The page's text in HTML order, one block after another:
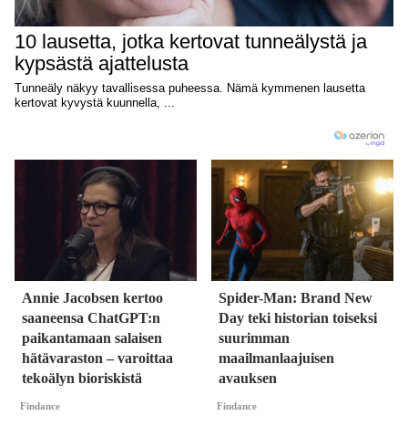
Annie Jacobsen kertoo
saaneensa ChatGPT:n
paikantamaan salaisen
hätävaraston – varoittaa
tekoälyn bioriskistä
Findance
Spider-Man: Brand New
Day teki historian toiseksi
suurimman
maailmanlaajuisen
avauksen
Findance